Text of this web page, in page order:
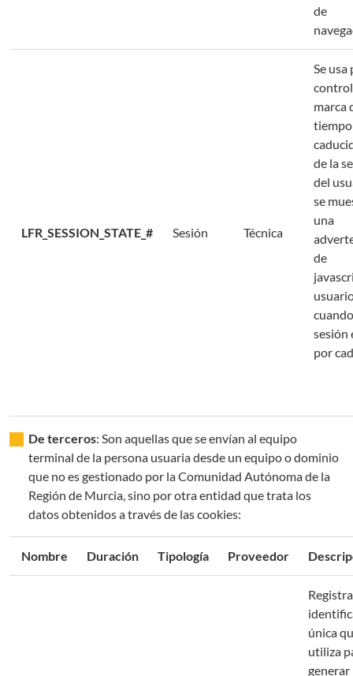
de
LFR_SESSION_STATE_# Sesión Técnica
Se usa
marca
de la
del
se
una
de
sesión
por
De terceros: Son aquellas que se envían al equipo
terminal de la persona usuaria desde un equipo o dominio
que no es gestionado por la Comunidad Autónoma de la
Región de Murcia, sino por otra entidad que trata los
datos obtenidos a través de las cookies:
Nombre Duración Tipología Proveedor
única
utiliza
generar